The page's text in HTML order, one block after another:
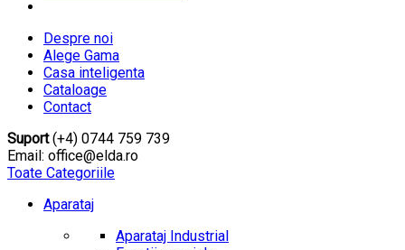
Despre noi
Alege Gama
Casa inteligenta
Cataloage
Contact
Suport(+4) 0744 759 739
Email: office@elda.ro
Toate Categoriile
Aparataj
Aparataj Industrial